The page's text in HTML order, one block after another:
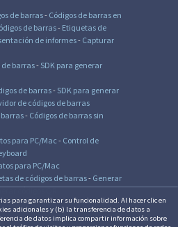
para garantizar su fun­cio­na­li­dad. Al hacer clic en
adicionales y (b) la trans­fe­ren­cia de datos a
de datos implica compartir información sobre
de barras- Códigos de barras en
de barras- Etiquetas de
de informes- Capturar
de barras- SDK para generar
de barras- SDK para generar
de códigos de barras
barras- Códigos de barras sin
para PC/Mac - Control de
para PC/Mac
de códigos de barras- Generar
códigos QR